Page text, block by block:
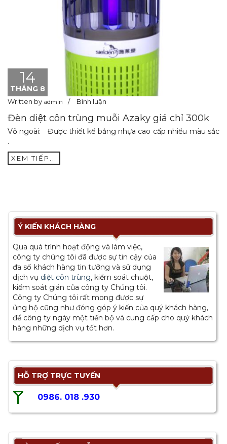
14
THÁNG 8
Written by admin Bình luận
Đèn diệt côn trùng muỗi Azaky giá chỉ 300k
Vỏ ngoài: Được thiết kế bằng nhựa cao cấp nhiều màu sắc
.
XEM TIẾP...
Ý KIẾN KHÁCH HÀNG
Qua quá trình hoạt động và làm việc,
công ty chúng tôi đã được sự tin cậy của
đa số khách hàng tin tưởng và sử dụng
dịch vụ diệt côn trùng, kiểm soát chuột,
kiểm soát gián của công ty Chúng tôi.
Công ty Chúng tôi rất mong được sự
ủng hộ cũng như đóng góp ý kiến của quý khách hàng,
để công ty ngày một tiến bộ và cung cấp cho quý khách
hàng những dịch vụ tốt hơn.
HỖ TRỢ TRỰC TUYẾN
0986. 018 .930